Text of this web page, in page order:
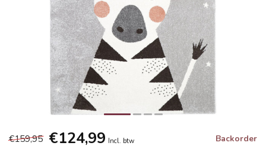
€159,95 €124,99 Incl. btw Backorder